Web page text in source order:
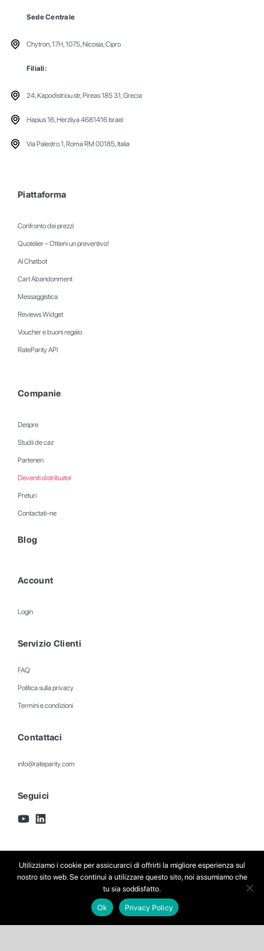
Sede Centrale
Chytron, 17H, 1075, Nicosia, Cipro
Filiali:
24, Kapodistriou str, Pireas 185 31, Grecia
Hapius 16, Herzliya 4681416 Israel
Via Palestro 1, Roma RM 00185, Italia
Piattaforma
Confronto dei prezzi
Quotelier – Ottieni un preventivo!
AI Chatbot
Cart Abandonment
Messaggistica
Reviews Widget
Voucher e buoni regalo
RateParity API
Companie
Despre
Studii de caz
Parteneri
Deveniti distribuitor
Preturi
Contactati-ne
Blog
Account
Login
Servizio Clienti
FAQ
Politica sulla privacy
Termini e condizioni
Contattaci
info@rateparity.com
Seguici
© Copyright Rate Parity 2023. All rights reserved
Utilizziamo i cookie per assicurarci di offrirti la migliore esperienza sul
nostro sito web. Se continui a utilizzare questo sito, noi assumiamo che
tu sia soddisfatto.
Ok Privacy Policy